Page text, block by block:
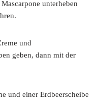
unterheben
und
geben, dann mit der
und einer Erdbeerscheibe